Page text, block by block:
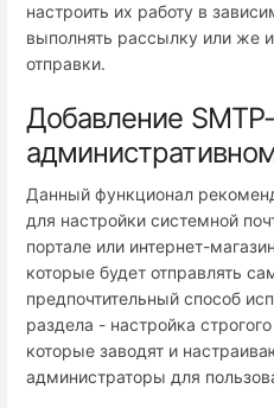
настроить их работу в
выполнять рассылку или же
отправки.
Добавление
Данный функционал
для настройки системной
портале или интернет-
которые будет отправлять
предпочтительный способ
раздела - настройка
которые заводят и
администраторы для